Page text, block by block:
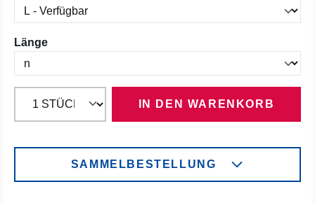
Längeauswählen
IN DEN WARENKORB
SAMMELBESTELLUNG